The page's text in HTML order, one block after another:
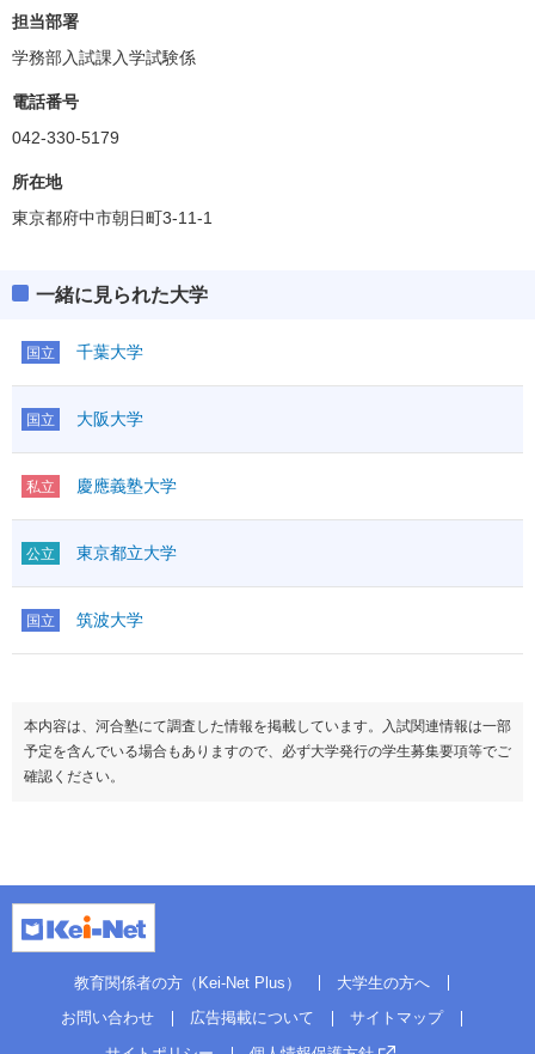
担当部署
学務部入試課入学試験係
電話番号
042-330-5179
所在地
東京都府中市朝日町3-11-1
一緒に見られた大学
国立 千葉大学
国立 大阪大学
私立 慶應義塾大学
公立 東京都立大学
国立 筑波大学
本内容は、河合塾にて調査した情報を掲載しています。入試関連情報は一部
予定を含んでいる場合もありますので、必ず大学発行の学生募集要項等でご
確認ください。
教育関係者の方（Kei-Net Plus）
大学生の方へ
お問い合わせ
広告掲載について
サイトマップ